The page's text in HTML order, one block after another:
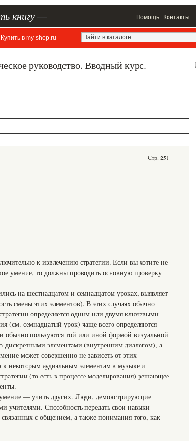
книгу Помощь Контакты
Купить в my-shop.ru
руководство. Вводный курс.
Стр. 251
к извлечению стратегии. Если вы хотите не
умение, то должны проводить основную проверку
на шестнадцатом и семнадцатом уроках, выявляет
смены этих элементов). В этих случаях обычно
определяется одним или двумя ключевыми
(см. семнадцатый урок) чаще всего определяются
обычно пользуются той или иной формой визуальной
дискретными элементами (внутренним диалогом), а
может совершенно не зависеть от этих
некоторым аудиальным элементам в музыке и
(то есть в процессе моделирования) решающее
— учить других. Люди, демонстрирующие
учителями. Способность передать свои навыки
с общением, а также понимания того, как